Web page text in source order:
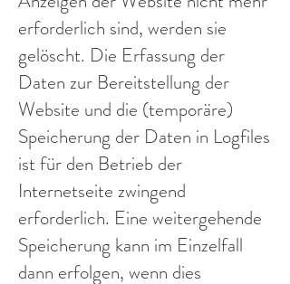
erforderlich sind, werden sie
gelöscht. Die Erfassung der
Daten zur Bereitstellung der
Website und die (temporäre)
Speicherung der Daten in Logfiles
ist für den Betrieb der
Internetseite zwingend
erforderlich. Eine weitergehende
Speicherung kann im Einzelfall
dann erfolgen, wenn dies